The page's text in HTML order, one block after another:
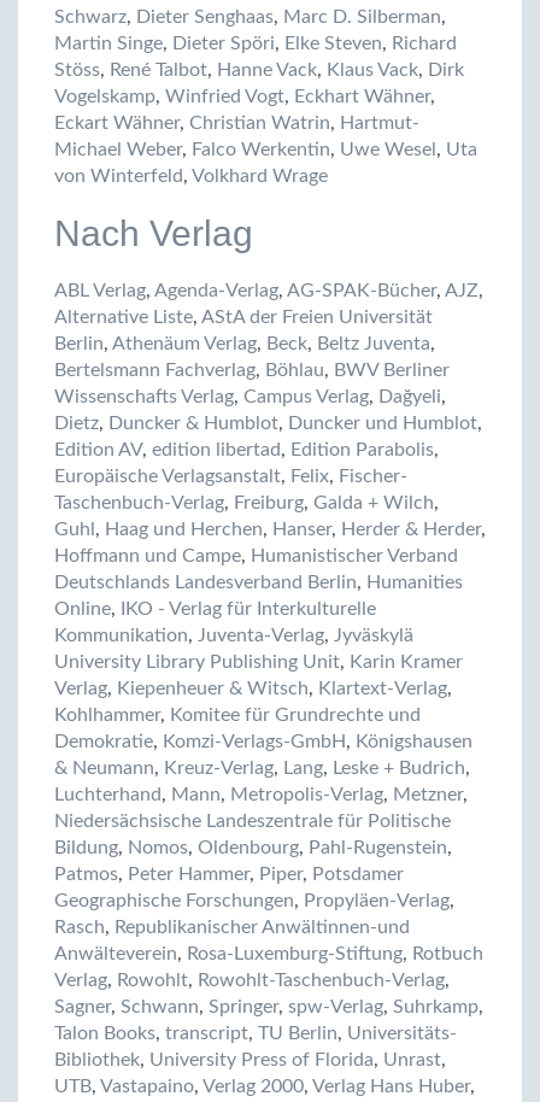
Schwarz, Dieter Senghaas, Marc D. Silberman,
Martin Singe, Dieter Spöri, Elke Steven, Richard
Stöss, René Talbot, Hanne Vack, Klaus Vack, Dirk
Vogelskamp, Winfried Vogt, Eckhart Wähner,
Eckart Wähner, Christian Watrin, Hartmut-
Michael Weber, Falco Werkentin, Uwe Wesel , Uta
von Winterfeld, Volkhard Wrage
Nach Verlag
ABL Verlag, Agenda-Verlag, AG-SPAK-Bücher, AJZ,
Alternative Liste, AStA der Freien Universität
Berlin, Athenäum Verlag, Beck, Beltz Juventa,
Bertelsmann Fachverlag, Böhlau, BWV Berliner
Wissenschafts Verlag, Campus Verlag, Dağyeli,
Dietz, Duncker & Humblot, Duncker und Humblot,
Edition AV, edition libertad, Edition Parabolis,
Europäische Verlagsanstalt, Felix, Fischer-
Taschenbuch-Verlag, Freiburg, Galda + Wilch,
Guhl , Haag und Herchen, Hanser, Herder & Herder,
Hoffmann und Campe, Humanistischer Verband
Deutschlands Landesverband Berlin, Humanities
Online,
IKO - Verlag für Interkulturelle
Kommunikation, Juventa-Verlag, Jyväskylä
University Library Publishing Unit, Karin Kramer
Verlag, Kiepenheuer & Witsch, Klartext-Verlag,
Kohlhammer, Komitee für Grundrechte und
Demokratie, Komzi-Verlags-GmbH, Königshausen
& Neumann, Kreuz-Verlag, Lang, Leske + Budrich,
Luchterhand, Mann, Metropolis-Verlag, Metzner,
Niedersächsische Landeszentrale für Politische
Bildung, Nomos, Oldenbourg, Pahl-Rugenstein,
Patmos, Peter Hammer, Piper, Potsdamer
Geographische Forschungen, Propyläen-Verlag,
Rasch, Republikanischer Anwältinnen-und
Anwälteverein, Rosa-Luxemburg-Stiftung, Rotbuch
Verlag, Rowohlt, Rowohlt-Taschenbuch-Verlag,
Sagner, Schwann, Springer, spw-Verlag, Suhrkamp,
Talon Books, transcript, TU Berlin, Universitäts-
Bibliothek, University Press of Florida, Unrast,
UTB, Vastapaino, Verlag 2000, Verlag Hans Huber,